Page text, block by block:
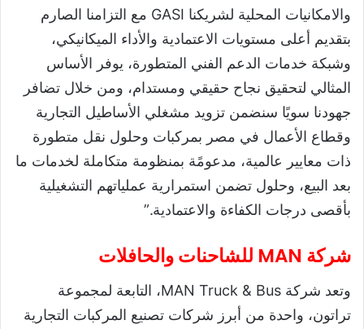
والامكانيات المحلية لشريكنا GASI مع التزامنا الصارم
بتقديم أعلى مستويات الاعتمادية والأداء الميكانيكي،
وشبكة خدمات الدعم الفني المتطورة، يوفر الأساس
المثالي لتحقيق نجاح حقيقي ومستدام، ومن خلال تضافر
جهودنا سويًا سنضمن تزويد مشغلي الأساطيل التجارية
وقطاع الأعمال في مصر بمركبات وحلول نقل متطورة
ذات معايير عالمية، مدعومًة بمنظومة متكاملة لخدمات ما
بعد البيع، وحلول تضمن استمرارية عملياتهم التشغيلية
بأقصى درجات الكفاءة والاعتمادية.”
شركة MAN للشاحنات والحافلات
وتعد شركة MAN Truck & Bus، التابعة لمجموعة
تراتون، واحدة من أبرز شركات تصنيع المركبات التجارية